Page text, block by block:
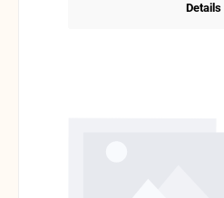
Details